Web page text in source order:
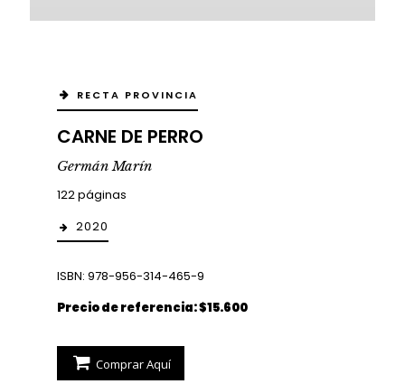
RECTA PROVINCIA
CARNE DE PERRO
Germán Marín
122 páginas
2020
ISBN: 978-956-314-465-9
Precio de referencia: $15.600
Comprar Aquí